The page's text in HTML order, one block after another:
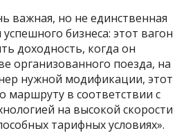
важная, но не единственная
бизнеса: этот вагон
доходность, когда он
организованного поезда, на
нужной модификации, этот
маршруту в соответствии с
на высокой скорости
тарифных условиях».